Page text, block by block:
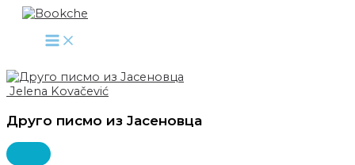
Pređi
Jelena Kovačević
Друго писмо из Јасеновца